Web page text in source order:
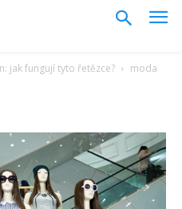
jak fungují tyto řetězce?
moda